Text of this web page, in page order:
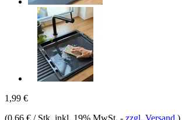
1,99 €
(0,66 € / Stk, inkl. 19% MwSt. - zzgl. Versand )